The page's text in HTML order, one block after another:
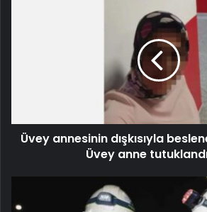
Üvey annesinin dışkısıyla
Üvey anne